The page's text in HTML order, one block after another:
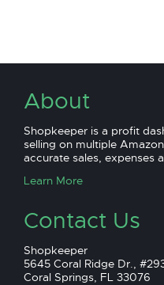
About
Shopkeeper is a profit
selling on multiple
accurate sales, expenses
Learn More
Contact Us
Shopkeeper
5645 Coral Ridge Dr.,
Coral Springs, FL 33076